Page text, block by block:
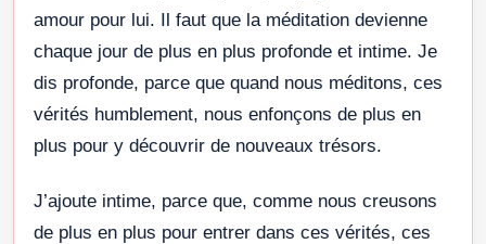
amour pour lui. Il faut que la méditation devienne
chaque jour de plus en plus profonde et intime. Je
dis profonde, parce que quand nous méditons, ces
vérités humblement, nous enfonçons de plus en
plus pour y découvrir de nouveaux trésors.
J’ajoute intime, parce que, comme nous creusons
de plus en plus pour entrer dans ces vérités, ces